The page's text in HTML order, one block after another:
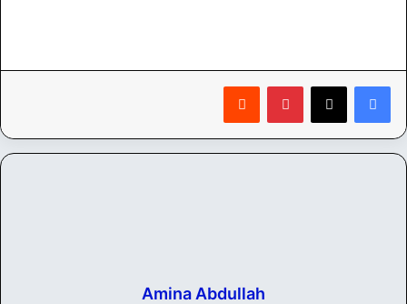
بينتيريست
Amina Abdullah